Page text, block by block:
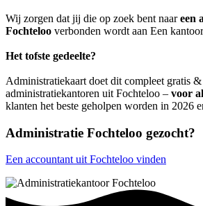
Wij zorgen dat jij die op zoek bent naareen
Fochteloo verbonden wordt aan Een
Het tofste gedeelte?
Administratiekaart doet dit compleet gratis
administratiekantoren uit Fochteloo – voor
klanten het beste geholpen worden in 2026
Administratie Fochteloo gezocht?
Een accountant uit Fochteloo vinden